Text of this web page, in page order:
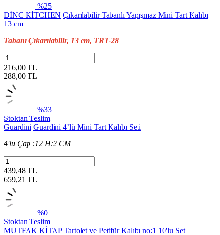
%25
DİNC KİTCHEN Çıkarılabilir Tabanlı Yapışmaz Mini Tart Kalıbı
13 cm
Tabanı Çıkarılabilir, 13 cm, TRT-28
216,00 TL
288,00 TL
%33
Stoktan Teslim
Guardini Guardini 4’lü Mini Tart Kalıbı Seti
4'lü Çap :12 H:2 CM
439,48 TL
659,21 TL
%0
Stoktan Teslim
MUTFAK KİTAP Tartolet ve Petifür Kalıbı no:1 10'lu Set